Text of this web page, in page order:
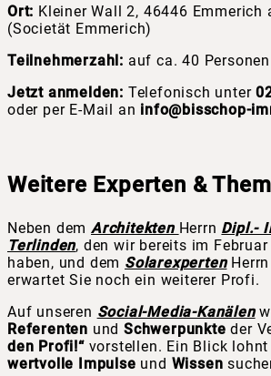
Ort: Kleiner Wall 2, 46446 Emmerich
(Societät Emmerich)
Teilnehmerzahl: auf ca. 40
Jetzt anmelden: Telefonisch unter
oder per E-Mail an info@bisschop-
Weitere Experten &
Neben dem Architekten Herrn Dipl.-
Terlinden, den wir bereits im
haben, und dem SolarexpertenHerrn
erwartet Sie noch ein weiterer Profi.
Auf unseren Social-Media-Kanälen
Referenten und Schwerpunkte der
den Profi!“vorstellen. Ein Blick
wertvolle Impulse und Wissen